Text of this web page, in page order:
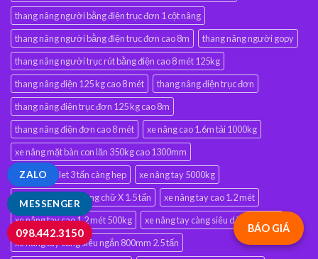
thang nâng người bằng điện trục đơn 1 cột nâng
thang nâng người bằng điện trục đơn cao 8m
thang nâng người gopy
thang nâng người trục rút bằng điện cao 8 mét 125kg
thang nâng điện 125 kg cao 8 mét
thang nâng điện trục đơn
thang nâng điện trục đơn 125 kg cao 8m
thang nâng điện đơn cao 8 mét
xe nâng cao 1.6m tải 1000kg
xe nâng mặt bàn con lăn 350kg cao 1300mm
xe nâng pallet 3 tấn càng hẹp
xe nâng tay 5000kg
xe nâng tay bậc thang chữ X 1.5 tấn
xe nâng tay cao 1.2 mét
xe nâng tay cao 1.2 mét 500kg
xe nâng tay càng siêu dài 1500mm
xe nâng tay càng siêu ngắn 800mm 2.5 tấn
BÁO GIÁ
MESSENGER
ZALO
098.442.3150